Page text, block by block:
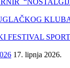
FESTIVAL
17. lipnja 2026.